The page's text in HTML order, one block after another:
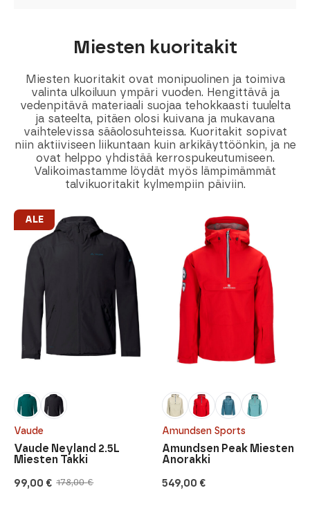
Miesten kuoritakit
Miesten kuoritakit ovat monipuolinen ja toimiva
valinta ulkoiluun ympäri vuoden. Hengittävä ja
vedenpitävä materiaali suojaa tehokkaasti tuulelta
ja sateelta, pitäen olosi kuivana ja mukavana
vaihtelevissa sääolosuhteissa. Kuoritakit sopivat
niin aktiiviseen liikuntaan kuin arkikäyttöönkin, ja ne
ovat helppo yhdistää kerrospukeutumiseen.
Valikoimastamme löydät myös lämpimämmät
talvikuoritakit kylmempiin päiviin.
Vaude
178,00€
Alkuperäinen
99,00 €
Nykyinen
ALE
Vaude Neyland 2.5L
Miesten Takki
Amundsen Sports
549,00 €
Amundsen Peak Miesten
Anorakki